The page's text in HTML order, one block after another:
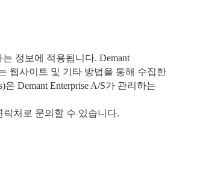
정보에 적용됩니다. Demant
웹사이트 및 기타 방법을 통해 수집한
Demant Enterprise A/S가 관리하는
처로 문의할 수 있습니다.